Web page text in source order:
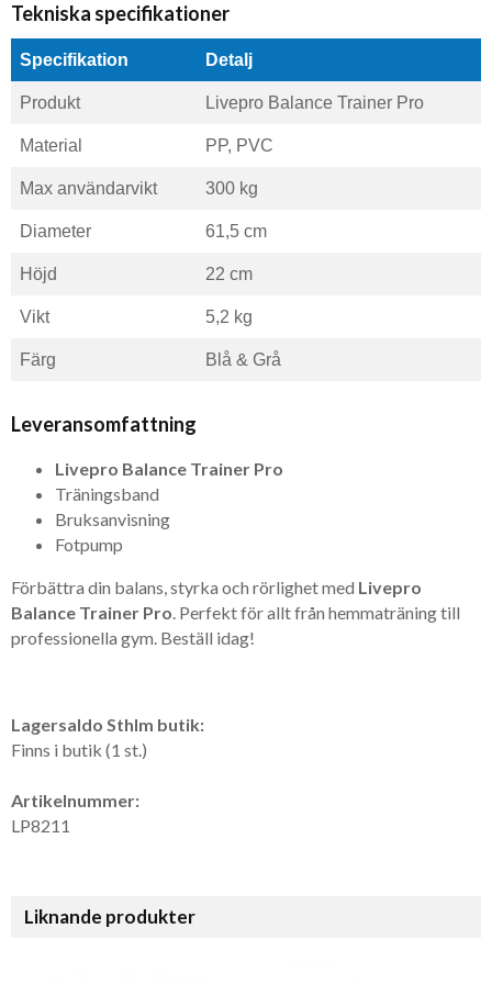
Tekniska specifikationer
Specifikation Detalj
Produkt Livepro Balance Trainer Pro
Material PP, PVC
Max användarvikt 300 kg
Diameter 61,5 cm
Höjd 22 cm
Vikt 5,2 kg
Färg Blå & Grå
Leveransomfattning
Livepro Balance Trainer Pro
Träningsband
Bruksanvisning
Fotpump
Förbättra din balans, styrka och rörlighet med Livepro
Balance Trainer Pro. Perfekt för allt från hemmaträning till
professionella gym. Beställ idag!
Lagersaldo Sthlm butik:
Finns i butik (1 st.)
Artikelnummer:
LP8211
Liknande produkter